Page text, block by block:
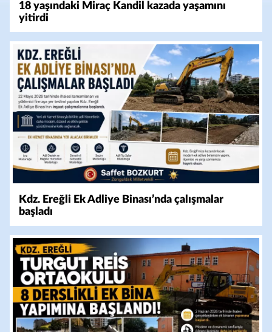
18 yaşındaki Miraç Kandil kazada yaşamını
yitirdi
Kdz. Ereğli Ek Adliye Binası’nda çalışmalar
başladı